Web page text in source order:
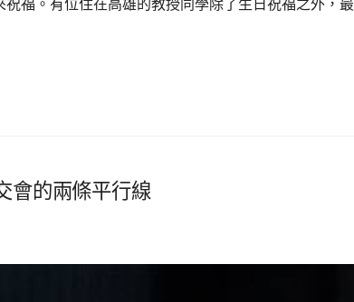
福。有位住在高雄的教授同學除了生日祝福之外，最
會的兩條平行線